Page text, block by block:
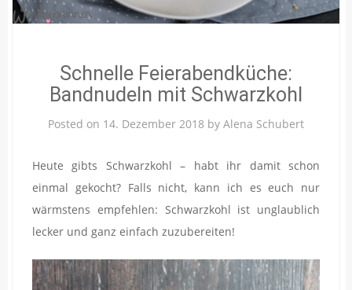
Schnelle Feierabendküche:
Bandnudeln mit Schwarzkohl
Posted on 14. Dezember 2018 by Alena Schubert
Heute gibts Schwarzkohl – habt ihr damit schon
einmal gekocht? Falls nicht, kann ich es euch nur
wärmstens empfehlen: Schwarzkohl ist unglaublich
lecker und ganz einfach zuzubereiten!